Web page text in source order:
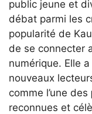
public jeune et
débat parmi les
popularité de
de se connecter
numérique. Elle
nouveaux
comme l’une des
reconnues et